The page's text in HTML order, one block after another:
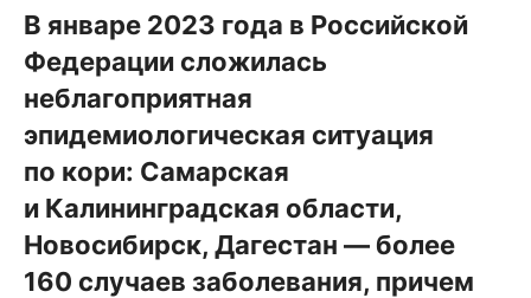
В январе 2023 года в Российской
Федерации сложилась
неблагоприятная
эпидемиологическая ситуация
по кори: Самарская
и Калининградская области,
Новосибирск, Дагестан — более
160 случаев заболевания, причем